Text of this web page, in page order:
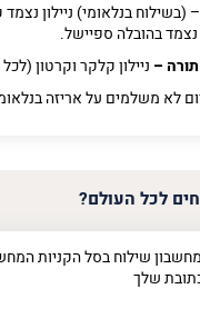
– (בשילוח בנלאומי) ניילון
נצמד בהובלה ספיישל.
– ניילון קלקר וקרטון
לא משלמים על אריזה
לכל העולם?
שילוח בסל הקניות
שלך